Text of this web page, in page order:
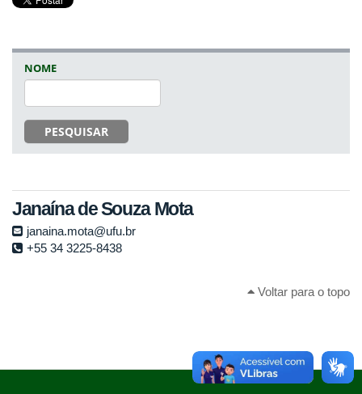
NOME
PESQUISAR
Janaína de Souza Mota
janaina.mota@ufu.br
+55 34 3225-8438
Voltar para o topo